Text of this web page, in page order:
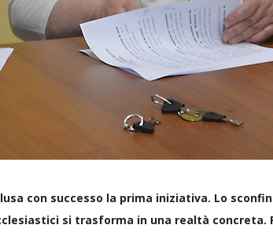
con successo la prima iniziativa. Lo
si trasforma in una realtà concreta.